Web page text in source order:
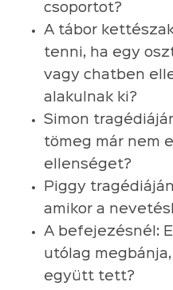
csoportot?
A tábor
tenni, ha egy
vagy chatben
alakulnak ki?
Simon
tömeg már nem
ellenséget?
Piggy
amikor a
A befejezésnél:
utólag
együtt tett?